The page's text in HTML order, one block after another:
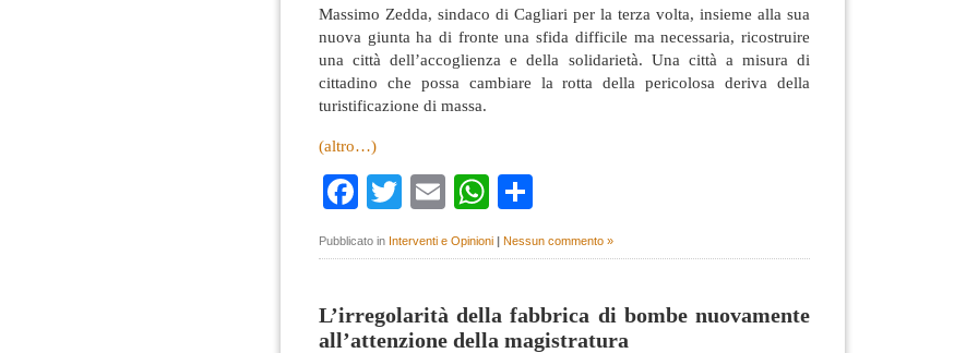
Massimo Zedda, sindaco di Cagliari per la terza volta, insieme alla sua
nuova giunta ha di fronte una sfida difficile ma necessaria, ricostruire
una città dell’accoglienza e della solidarietà. Una città a misura di
cittadino che possa cambiare la rotta della pericolosa deriva della
turistificazione di massa.
(altro…)
Facebook
TwitterEmailWhatsApp
Pubblicato in Interventi e Opinioni | Nessun commento »
L’irregolarità della fabbrica di bombe nuovamente
all’attenzione della magistratura